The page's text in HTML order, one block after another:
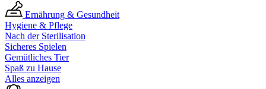
Ernährung & Gesundheit
Hygiene & Pflege
Nach der Sterilisation
Sicheres Spielen
Gemütliches Tier
Spaß zu Hause
Alles anzeigen